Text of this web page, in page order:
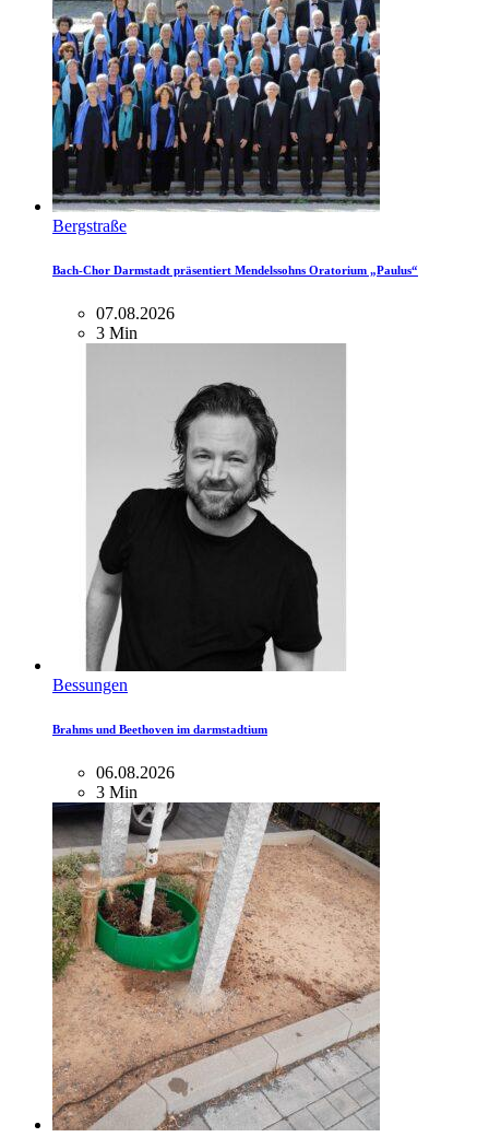
Bergstraße
Bach-Chor Darmstadt präsentiert Mendelssohns Oratorium „Paulus“
07.08.2026
3 Min
Bessungen
Brahms und Beethoven im darmstadtium
06.08.2026
3 Min